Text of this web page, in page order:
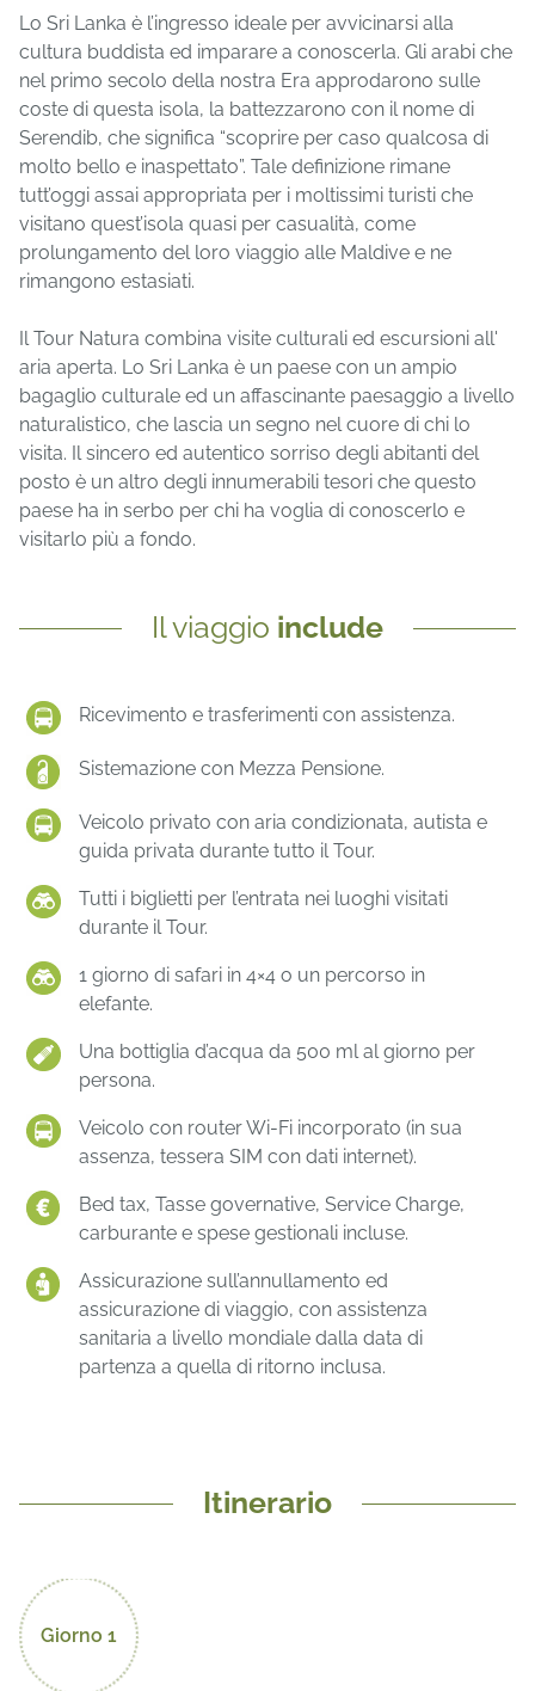
Lo Sri Lanka è l’ingresso ideale per avvicinarsi alla
cultura buddista ed imparare a conoscerla. Gli arabi che
nel primo secolo della nostra Era approdarono sulle
coste di questa isola, la battezzarono con il nome di
Serendib, che significa “scoprire per caso qualcosa di
molto bello e inaspettato”. Tale definizione rimane
tutt’oggi assai appropriata per i moltissimi turisti che
visitano quest’isola quasi per casualità, come
prolungamento del loro viaggio alle Maldive e ne
rimangono estasiati.
Il Tour Natura combina visite culturali ed escursioni all'
aria aperta. Lo Sri Lanka è un paese con un ampio
bagaglio culturale ed un affascinante paesaggio a livello
naturalistico, che lascia un segno nel cuore di chi lo
visita. Il sincero ed autentico sorriso degli abitanti del
posto è un altro degli innumerabili tesori che questo
paese ha in serbo per chi ha voglia di conoscerlo e
visitarlo più a fondo.
Il viaggio include
Ricevimento e trasferimenti con assistenza.
Sistemazione con Mezza Pensione.
Veicolo privato con aria condizionata, autista e
guida privata durante tutto il Tour.
Tutti i biglietti per l’entrata nei luoghi visitati
durante il Tour.
1 giorno di safari in 4×4 o un percorso in
elefante.
Una bottiglia d’acqua da 500 ml al giorno per
persona.
Veicolo con router Wi-Fi incorporato (in sua
assenza, tessera SIM con dati internet).
Bed tax, Tasse governative, Service Charge,
carburante e spese gestionali incluse.
Assicurazione sull’annullamento ed
assicurazione di viaggio, con assistenza
sanitaria a livello mondiale dalla data di
partenza a quella di ritorno inclusa.
Itinerario
Giorno 1